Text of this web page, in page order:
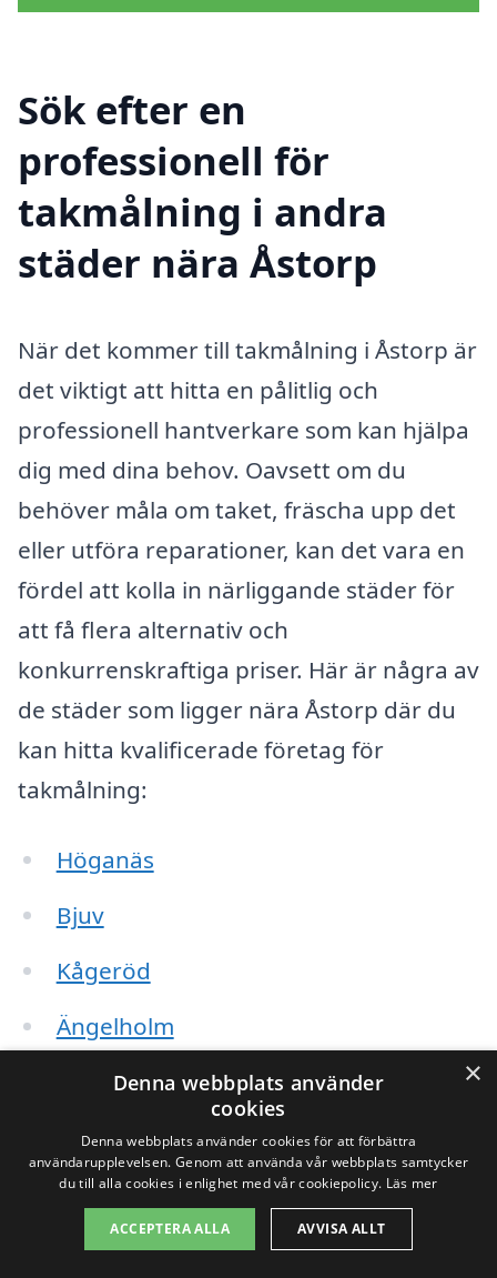
Sök efter en
professionell för
takmålning i andra
städer nära Åstorp
När det kommer till takmålning i Åstorp är
det viktigt att hitta en pålitlig och
professionell hantverkare som kan hjälpa
dig med dina behov. Oavsett om du
behöver måla om taket, fräscha upp det
eller utföra reparationer, kan det vara en
fördel att kolla in närliggande städer för
att få flera alternativ och
konkurrenskraftiga priser. Här är några av
de städer som ligger nära Åstorp där du
kan hitta kvalificerade företag för
takmålning:
Höganäs
Bjuv
Kågeröd
Ängelholm
Rydebäck
Väla
Skånes Fagerhult
×
Denna webbplats använder
cookies
Denna webbplats använder cookies för att förbättra
användarupplevelsen. Genom att använda vår webbplats samtycker
du till alla cookies i enlighet med vår cookiepolicy. Läs mer
ACCEPTERA ALLA AVVISA ALLT